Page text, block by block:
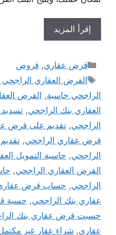
إقرأ المزيد
التصنيفات
قرض عقاري, قروض
الوسوم
القرض العقاري
الراجحي حاسبة, القرض
العقاري بنك الراجحي,
الراجحي, تقديم على قرض
قرض عقاري الراجحي,
الراجحي, حاسبة التمويل
القرض العقاري الراجحي,
الراجحي, حساب قرض
عقاري بنك الراجحي, حسبة
حسبت قرض عقاري بنك
عقاري, شراء عقار غير